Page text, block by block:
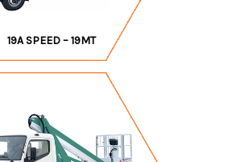
19A SPEED – 19MT